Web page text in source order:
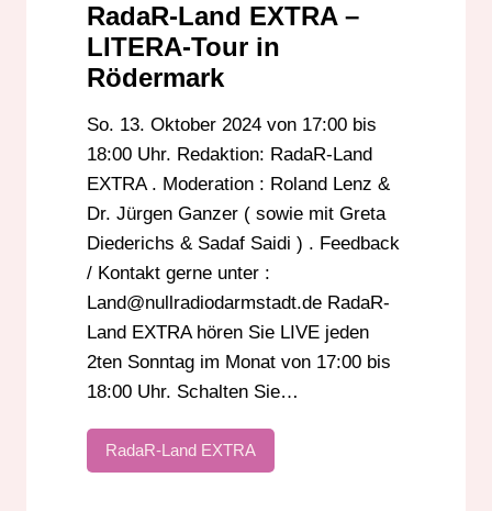
RadaR-Land EXTRA –
LITERA-Tour in
Rödermark
So. 13. Oktober 2024 von 17:00 bis
18:00 Uhr. Redaktion: RadaR-Land
EXTRA . Moderation : Roland Lenz &
Dr. Jürgen Ganzer ( sowie mit Greta
Diederichs & Sadaf Saidi ) . Feedback
/ Kontakt gerne unter :
Land@nullradiodarmstadt.de RadaR-
Land EXTRA hören Sie LIVE jeden
2ten Sonntag im Monat von 17:00 bis
18:00 Uhr. Schalten Sie…
RadaR-Land EXTRA